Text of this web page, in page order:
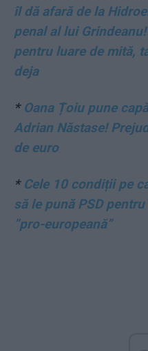
îl dă afară de la
penal al lui
pentru luare de mită,
deja
* Oana Țoiu pune
Adrian Năstase!
de euro
* Cele 10 condiții pe
să le pună PSD
”pro-europeană”